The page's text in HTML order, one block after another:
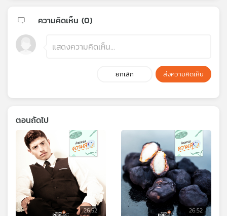
ความคิดเห็น (0)
ยกเลิก ส่งความคิดเห็น
ตอนถัดไป
26:52 26:52